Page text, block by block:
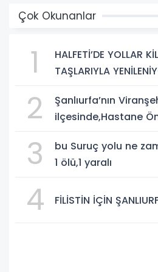
Çok Okunanlar
1
HALFETİ’DE YOLLAR
TAŞLARIYLA
2
Şanlıurfa’nın
ilçesinde,Hastane
3
bu Suruç yolu ne
1 ölü,1 yaralı
4 FİLİSTİN İÇİN